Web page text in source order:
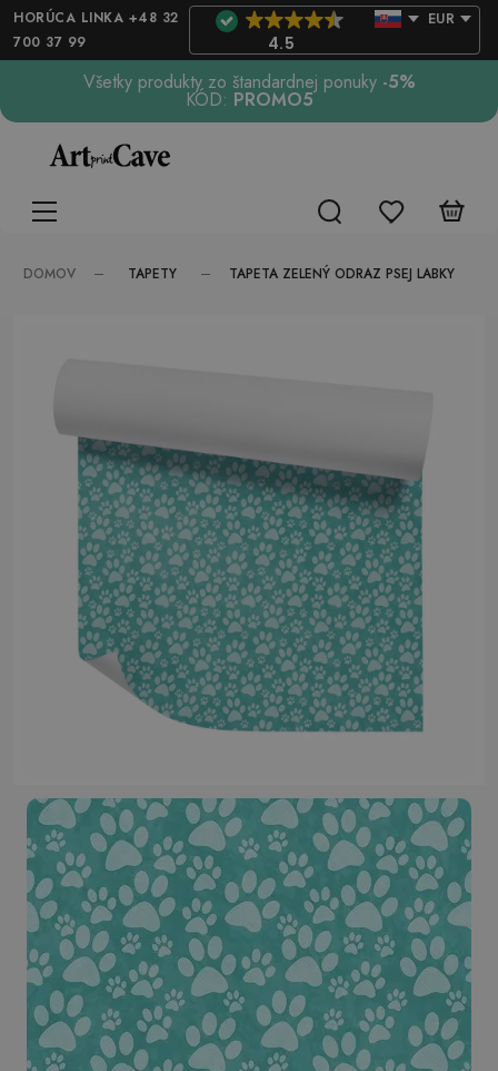
HORÚCA LINKA +48 32
700 37 99
4.5
EUR
Všetky produkty zo štandardnej ponuky -5%
KÓD: PROMO5
DOMOV TAPETY TAPETA ZELENÝ ODRAZ PSEJ LABKY